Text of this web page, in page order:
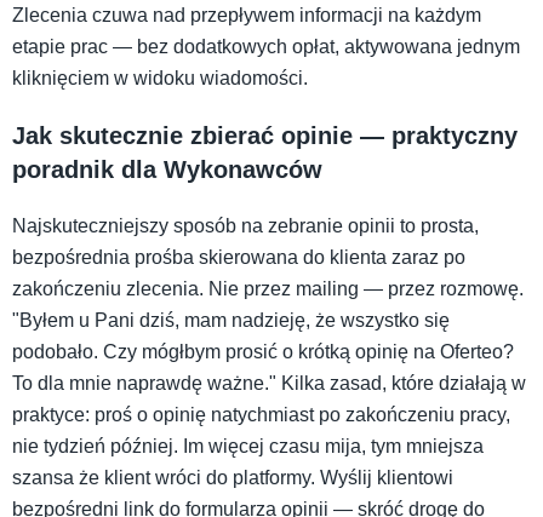
Zlecenia czuwa nad przepływem informacji na każdym
etapie prac — bez dodatkowych opłat, aktywowana jednym
kliknięciem w widoku wiadomości.
Jak skutecznie zbierać opinie — praktyczny
poradnik dla Wykonawców
Najskuteczniejszy sposób na zebranie opinii to prosta,
bezpośrednia prośba skierowana do klienta zaraz po
zakończeniu zlecenia. Nie przez mailing — przez rozmowę.
"Byłem u Pani dziś, mam nadzieję, że wszystko się
podobało. Czy mógłbym prosić o krótką opinię na Oferteo?
To dla mnie naprawdę ważne." Kilka zasad, które działają w
praktyce: proś o opinię natychmiast po zakończeniu pracy,
nie tydzień później. Im więcej czasu mija, tym mniejsza
szansa że klient wróci do platformy. Wyślij klientowi
bezpośredni link do formularza opinii — skróć drogę do